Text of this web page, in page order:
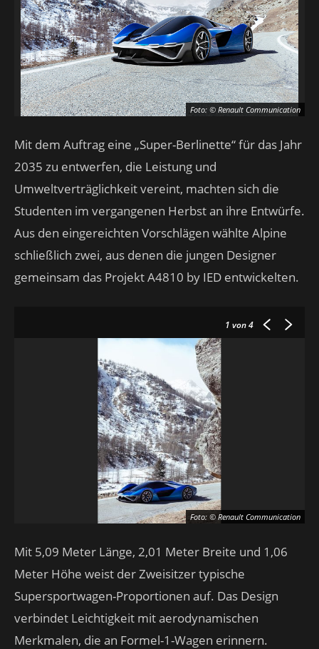
Foto: © Renault Communication
Mit dem Auftrag eine „Super-Berlinette“ für das Jahr
2035 zu entwerfen, die Leistung und
Umweltverträglichkeit vereint, machten sich die
Studenten im vergangenen Herbst an ihre Entwürfe.
Aus den eingereichten Vorschlägen wählte Alpine
schließlich zwei, aus denen die jungen Designer
gemeinsam das Projekt A4810 by IED entwickelten.
1 von 4
Foto: © Renault Communication
Mit 5,09 Meter Länge, 2,01 Meter Breite und 1,06
Meter Höhe weist der Zweisitzer typische
Supersportwagen-Proportionen auf. Das Design
verbindet Leichtigkeit mit aerodynamischen
Merkmalen, die an Formel-1-Wagen erinnern.